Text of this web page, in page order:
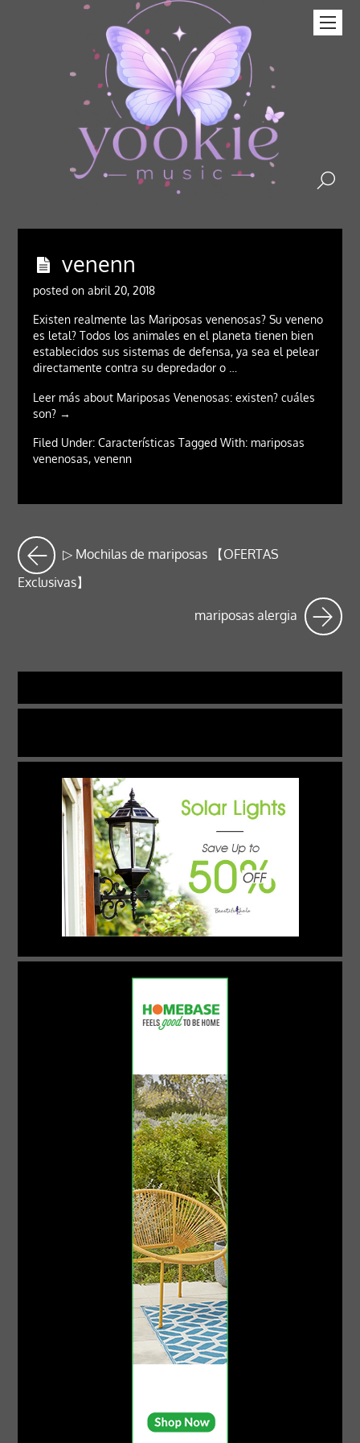
venenn
posted on abril 20, 2018
Existen realmente las Mariposas venenosas? Su veneno
es letal? Todos los animales en el planeta tienen bien
establecidos sus sistemas de defensa, ya sea el pelear
directamente contra su depredador o …
Leer más about Mariposas Venenosas: existen? cuáles
son? →
Filed Under: Características Tagged With: mariposas
venenosas, venenn
▷ Mochilas de mariposas 【OFERTAS
Exclusivas】
mariposas alergia